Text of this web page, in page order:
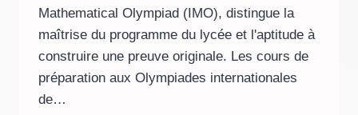
Mathematical Olympiad (IMO), distingue la
maîtrise du programme du lycée et l'aptitude à
construire une preuve originale. Les cours de
préparation aux Olympiades internationales
de…